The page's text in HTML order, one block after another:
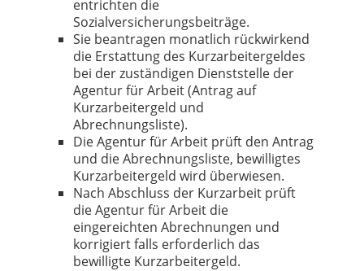
entrichten die
Sozialversicherungsbeiträge.
Sie beantragen monatlich rückwirkend
die Erstattung des Kurzarbeitergeldes
bei der zuständigen Dienststelle der
Agentur für Arbeit (Antrag auf
Kurzarbeitergeld und
Abrechnungsliste).
Die Agentur für Arbeit prüft den Antrag
und die Abrechnungsliste, bewilligtes
Kurzarbeitergeld wird überwiesen.
Nach Abschluss der Kurzarbeit prüft
die Agentur für Arbeit die
eingereichten Abrechnungen und
korrigiert falls erforderlich das
bewilligte Kurzarbeitergeld.